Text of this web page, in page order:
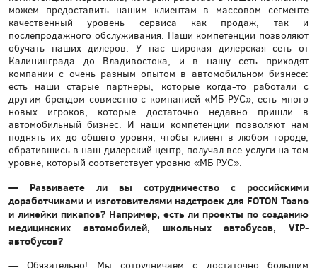
можем предоставить нашим клиентам в массовом сегменте
качественный уровень сервиса как продаж, так и
послепродажного обслуживания. Наши компетенции позволяют
обучать наших дилеров. У нас широкая дилерская сеть от
Калининграда до Владивостока, и в нашу сеть приходят
компании с очень разным опытом в автомобильном бизнесе:
есть наши старые партнеры, которые когда-то работали с
другим брендом совместно с компанией «МБ РУС», есть много
новых игроков, которые достаточно недавно пришли в
автомобильный бизнес. И наши компетенции позволяют нам
поднять их до общего уровня, чтобы клиент в любом городе,
обратившись в наш дилерский центр, получал все услуги на том
уровне, который соответствует уровню «МБ РУС».
— Развиваете ли вы сотрудничество с российскими
доработчиками и изготовителями надстроек для FOTON Toano
и линейки пикапов? Например, есть ли проекты по созданию
медицинских автомобилей, школьных автобусов, VIP-
автобусов?